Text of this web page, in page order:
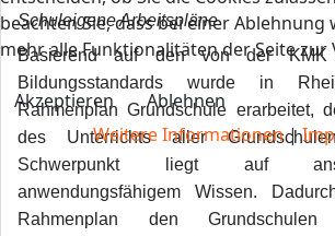
Schuleigene Arbeitspläne
Basierend auf den von der KMK
Bildungsstandards wurde in
Rahmenplan Grundschule erarbeitet,
des Unterrichts aller
Schwerpunkt liegt auf
anwendungsfähigem Wissen.
Rahmenplan den
beachten Sie, dass bei einer
mehr alle Funktionalitäten der Seite
Akzeptieren
Ablehnen
Weitere Informationen|